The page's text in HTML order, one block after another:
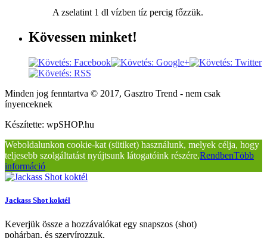
A zselatint 1 dl vízben tíz percig főzzük.
Kövessen minket!
Minden jog fenntartva © 2017, Gasztro Trend - nem csak
ínyenceknek
Készítette: wpSHOP.hu
Weboldalunkon cookie-kat (sütiket) használunk, melyek célja, hogy
teljesebb szolgáltatást nyújtsunk látogatóink részére.RendbenTöbb
információ
Jackass Shot koktél
Keverjük össze a hozzávalókat egy snapszos (shot)
pohárban, és szervírozzuk.